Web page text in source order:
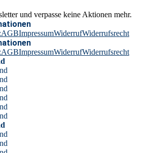
und verpasse keine Aktionen mehr.
AGBImpressumWiderrufWiderrufsrecht
AGBImpressumWiderrufWiderrufsrecht